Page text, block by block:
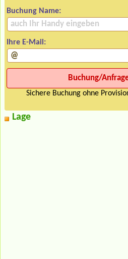
Buchung Name:
Ihre E-Mail:
Sichere Buchung ohne
Lage